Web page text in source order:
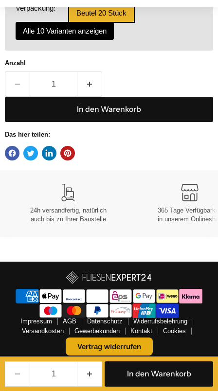
Verpackung:
Beutel 20 Stück
Alle 10 Varianten anzeigen
Anzahl
In den Warenkorb
In den Warenkorb
Das hier teilen:
24h versandfertig, natürlich
auch bis zu Ihrer Baustelle
365 Tage
in unserem
Impressum AGB Datenschutz
Widerrufsbelehrung
Versandkosten
Gewerbekunden Kontakt Cookies
Vertrag widerrufen